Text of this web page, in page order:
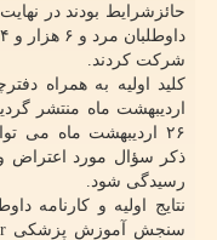
شرکت کردند.
۲۶ اردیبهشت ماه می
ذکر سؤال مورد اعتراض
رسیدگی شود.